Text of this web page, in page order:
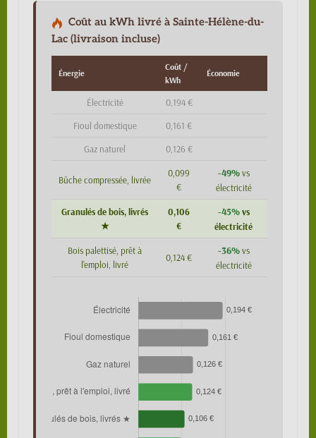
Coût au kWh livré à Sainte-Hélène-du-
Lac (livraison incluse)
Énergie
Coût /
kWh
Économie
Électricité 0,194 €
Fioul domestique 0,161 €
Gaz naturel 0,126 €
Bûche compressée, livrée
0,099
€
-49%vs
électricité
Granulés de bois, livrés
★
0,106
€
-45%vs
électricité
Bois palettisé, prêt à
l'emploi, livré
0,124 €
-36%vs
électricité